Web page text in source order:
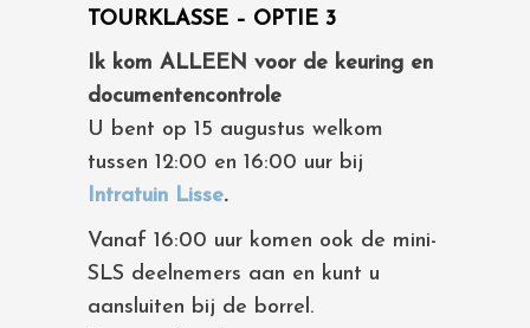
TOURKLASSE – OPTIE 3
Ik kom ALLEEN voor de keuring en
documentencontrole
U bent op 15 augustus welkom
tussen 12:00 en 16:00 uur bij
Intratuin Lisse.
Vanaf 16:00 uur komen ook de mini-
SLS deelnemers aan en kunt u
aansluiten bij de borrel.